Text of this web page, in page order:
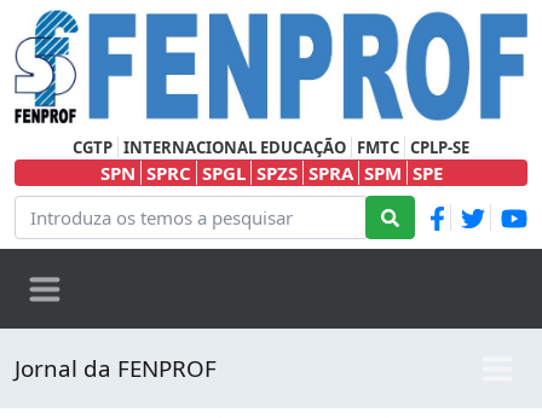
CGTP INTERNACIONAL EDUCAÇÃO FMTC CPLP-SE
SPN SPRC SPGL SPZS SPRA SPM SPE
Jornal da FENPROF